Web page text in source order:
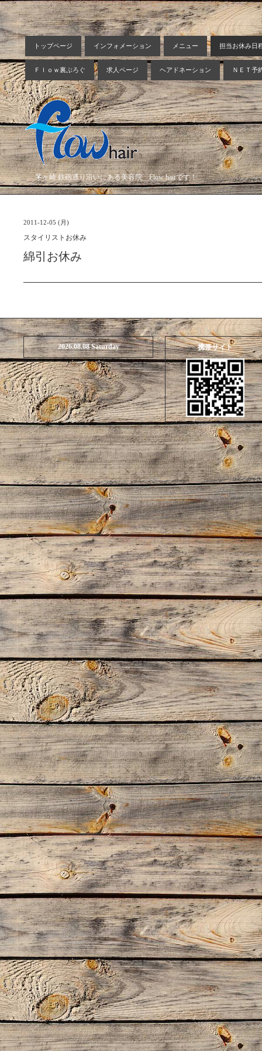
トップページ インフォメーション メニュー 担当お休み日
Ｆｌｏｗ裏ぶろぐ 求人ページ ヘアドネーション ＮＥＴ予
茅ヶ崎 鉄砲通り沿いにある美容院 Flow hairです！
2011-12-05 (月)
スタイリストお休み
綿引お休み
2026.08.08 Saturday 携帯サイト